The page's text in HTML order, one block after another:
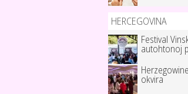
HERCEGOVINA
Festival
autohtonoj
okvira